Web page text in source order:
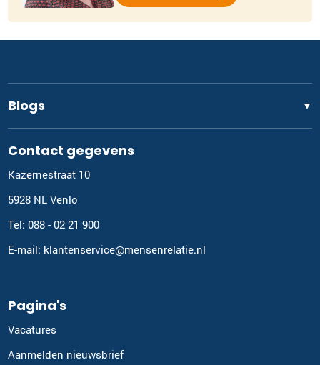
Blogs ▼
Contact gegevens
Kazernestraat 10
5928 NL Venlo
Tel: 088 - 02 21 900
E-mail: klantenservice@mensenrelatie.nl
Pagina's
Vacatures
Aanmelden nieuwsbrief